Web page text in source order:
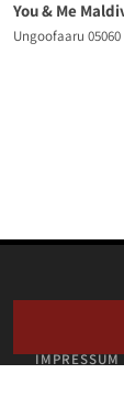
You & Me
Ungoofaaru
IMPRESSUM